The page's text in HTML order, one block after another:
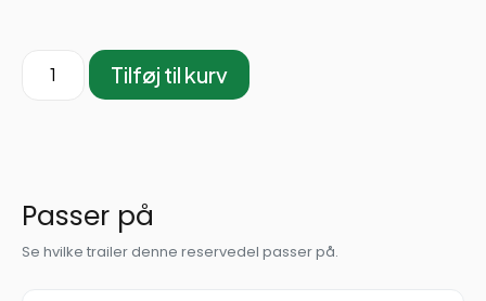
Tilføj til kurv
Passer på
Se hvilke trailer denne reservedel passer på.